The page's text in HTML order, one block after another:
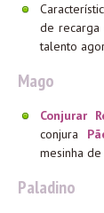
de recarga
talento
Mago
Conjurar
conjura
mesinha
Paladino